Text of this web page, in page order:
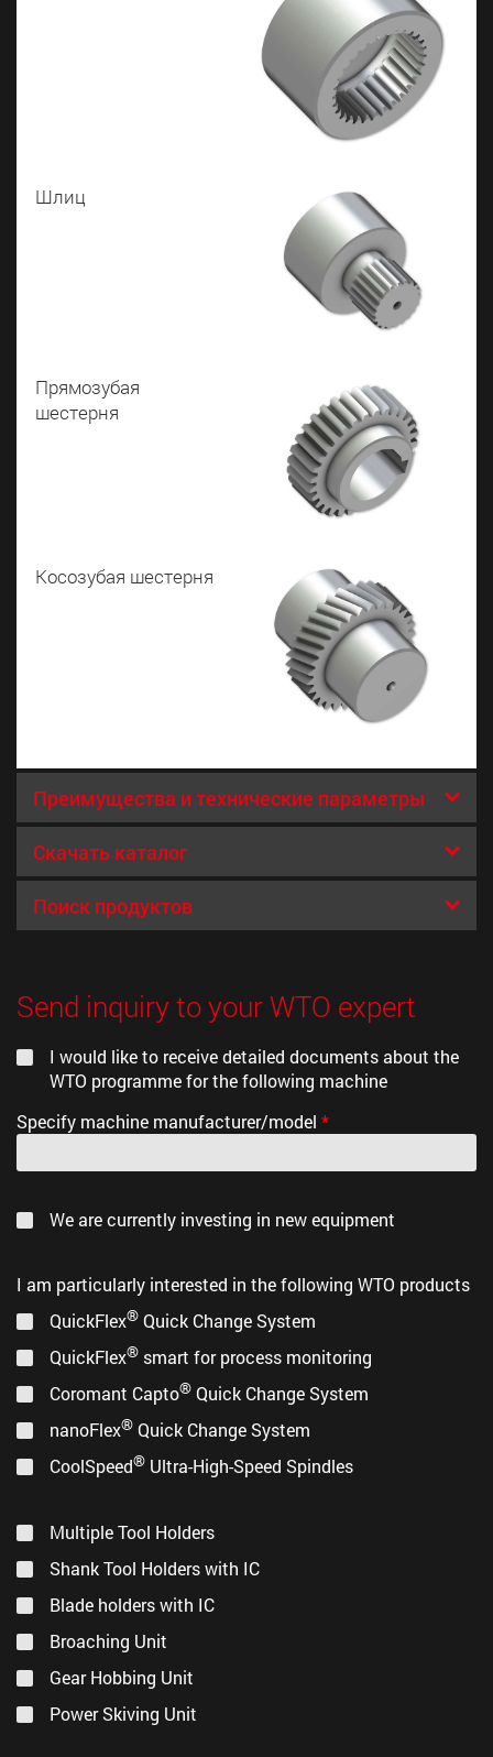
Шлиц
Прямозубая
шестерня
Косозубая шестерня
Преимущества и технические параметры
биение
Быстрая смена инструмента с
Макс. об/мин (n2):
3.000
Макс. крутящий момент М:
±45°
Диаметр хвостовика инструмента:
Ø20 DIN1835A
Подвод СОЖ:
внутренний/наружный
Скачать каталог
Поиск продуктов
подойдут для вашего станка.
Блок для зуботочения
Send inquiry to your WTO expert
I would like to receive detailed documents about the
WTO programme for the following machine
Specify machine manufacturer/model *
We are currently investing in new equipment
I am particularly interested in the following WTO products
QuickFlex® Quick Change System
QuickFlex® smart for process monitoring
Coromant Capto® Quick Change System
nanoFlex® Quick Change System
CoolSpeed® Ultra-High-Speed Spindles
Multiple Tool Holders
Shank Tool Holders with IC
Blade holders with IC
Broaching Unit
Gear Hobbing Unit
Power Skiving Unit